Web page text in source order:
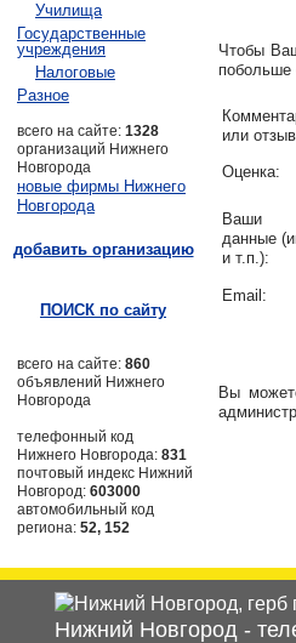
Чтобы
побольше
или
Оценка:
Ваши
данные
и т.п.):
Email :
Вы
Училища
Государственные
учреждения
Налоговые
Разное
всего на сайте: 1328
организаций Нижнего
Новгорода
новые фирмы Нижнего
Новгорода
добавить организацию
ПОИСК по сайту
всего на сайте: 860
объявлений Нижнего
Новгорода
телефонный код
Нижнего Новгорода: 831
почтовый индекс Нижний
Новгород: 603000
автомобильный код
региона: 52, 152
Нижний Новгород -